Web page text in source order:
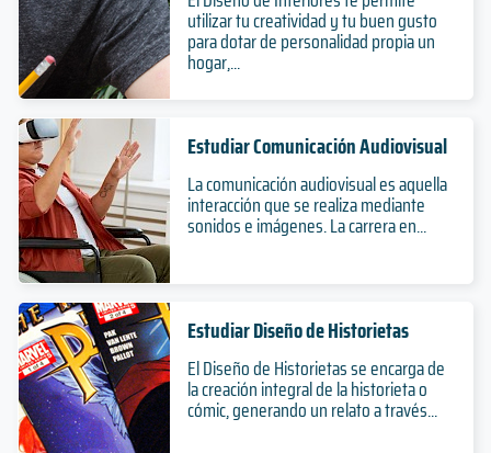
utilizar tu creatividad y tu buen gusto
para dotar de personalidad propia un
hogar,...
Estudiar Comunicación Audiovisual
La comunicación audiovisual es aquella
interacción que se realiza mediante
sonidos e imágenes. La carrera en...
Estudiar Diseño de Historietas
El Diseño de Historietas se encarga de
la creación integral de la historieta o
cómic, generando un relato a través...